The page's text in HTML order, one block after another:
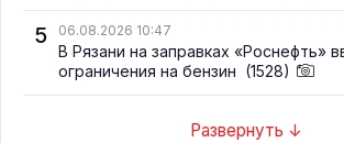
5 06.08.2026 10:47
В Рязани на заправках «Роснефть»
ограничения на бензин (1528)
Развернуть ↓